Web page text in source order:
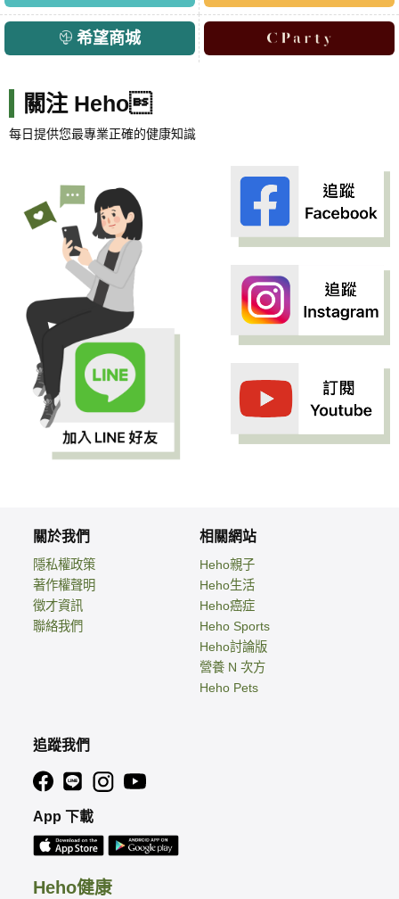
希望商城
關注 Heho
每日提供您最專業正確的健康知識
Heho健康
關於我們
隱私權政策
著作權聲明
徵才資訊
聯絡我們
相關網站
Heho親子
Heho生活
Heho癌症
Heho Sports
Heho討論版
營養 N 次方
Heho Pets
追蹤我們
App 下載